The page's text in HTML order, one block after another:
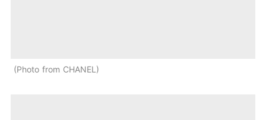
Photo from CHANEL